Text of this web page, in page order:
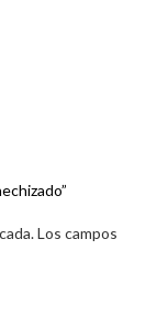
Los campos